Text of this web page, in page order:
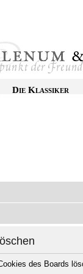
Die Klassiker
des Boards